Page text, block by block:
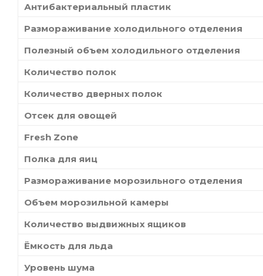
Антибактериальный пластик
Размораживание холодильного отделения
Полезный объем холодильного отделения
Количество полок
Количество дверных полок
Отсек для овощей
Fresh Zone
Полка для яиц
Размораживание морозильного отделения
Объем морозильной камеры
Количество выдвижных ящиков
Ёмкость для льда
Уровень шума